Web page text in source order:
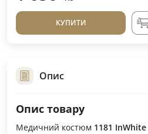
КУПИТИ
Опис
Опис товару
Медичний костюм 1181 InWhite